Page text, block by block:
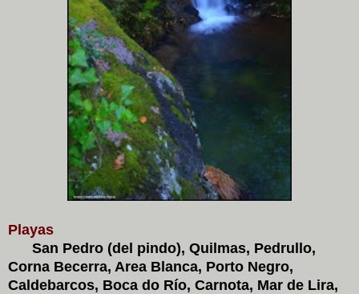
Playas
San Pedro (del pindo), Quilmas, Pedrullo,
Corna Becerra, Area Blanca, Porto Negro,
Caldebarcos, Boca do Río, Carnota, Mar de Lira,